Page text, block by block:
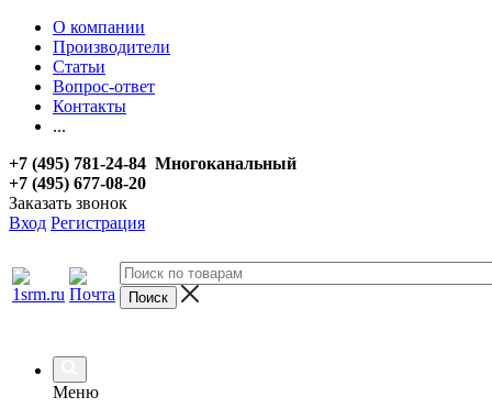
О компании
Производители
Статьи
Вопрос-ответ
Контакты
...
+7 (495) 781-24-84 Многоканальный
+7 (495) 677-08-20
Заказать звонок
Вход Регистрация
Меню